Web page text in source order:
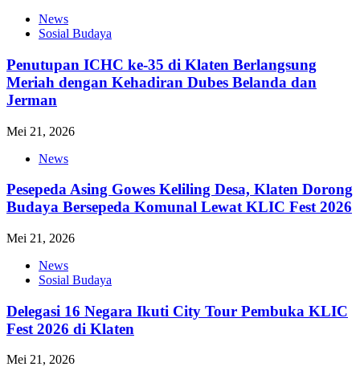
News
Sosial Budaya
Penutupan ICHC ke-35 di Klaten Berlangsung
Meriah dengan Kehadiran Dubes Belanda dan
Jerman
Mei 21, 2026
News
Pesepeda Asing Gowes Keliling Desa, Klaten Dorong
Budaya Bersepeda Komunal Lewat KLIC Fest 2026
Mei 21, 2026
News
Sosial Budaya
Delegasi 16 Negara Ikuti City Tour Pembuka KLIC
Fest 2026 di Klaten
Mei 21, 2026